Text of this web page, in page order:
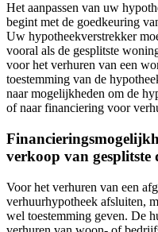
Het aanpassen van uw
begint met de goedkeuring
Uw hypotheekverstrekker
vooral als de gesplitste
voor het verhuren van een
toestemming van de
naar mogelijkheden om de
of naar financiering voor
verkoop van gesplitste
Voor het verhuren van een
verhuurhypotheek afsluiten,
wel toestemming geven. De